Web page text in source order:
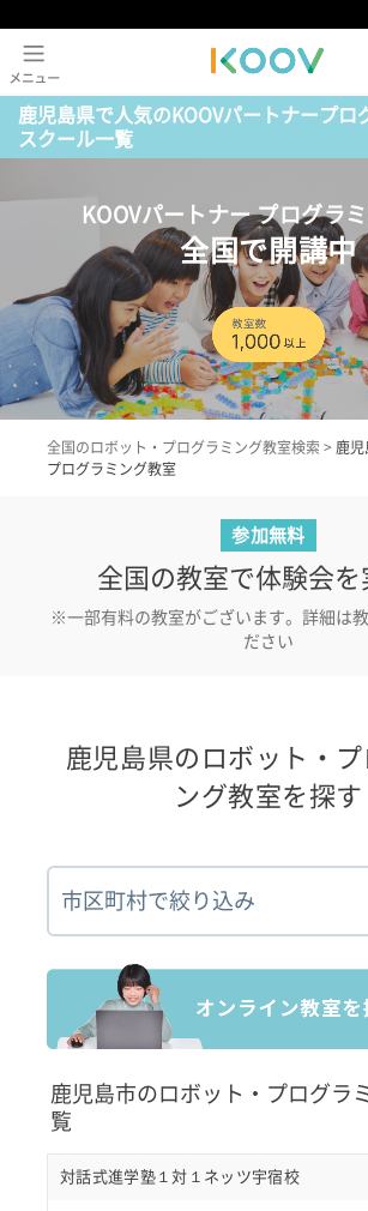
鹿児島県で人気のKOOVパートナープロ
スクール一覧
KOOVパートナー プログラ
全国で開講中
全国のロボット・プログラミング教室検索 > 鹿児
プログラミング教室
参加無料
全国の教室で体験会を
※一部有料の教室がございます。詳細は
ださい
鹿児島県のロボット・プ
ング教室を探す
市区町村で絞り込み
鹿児島市のロボット・プログラ
覧
対話式進学塾１対１ネッツ宇宿校